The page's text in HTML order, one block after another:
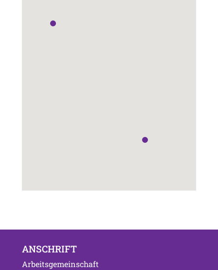
ANSCHRIFT
Arbeitsgemeinschaft